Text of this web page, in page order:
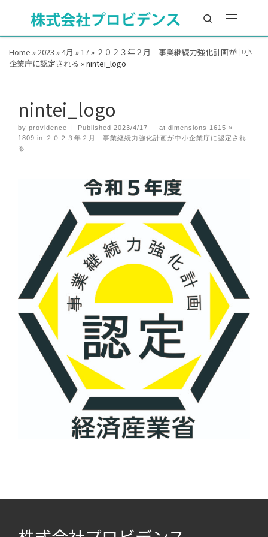
Search
Home »2023 »4月 »17» ２０２３年２月 事業継続力強化計画が中小
企業庁に認定される »nintei_logo
nintei_logo
by providence | Published2023/4/17 - at dimensions 1615 ×
1809 in ２０２３年２月 事業継続力強化計画が中小企業庁に認定され
る
Images navigation